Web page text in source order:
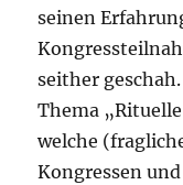
seinen
seither
Thema
welche
Kongressen